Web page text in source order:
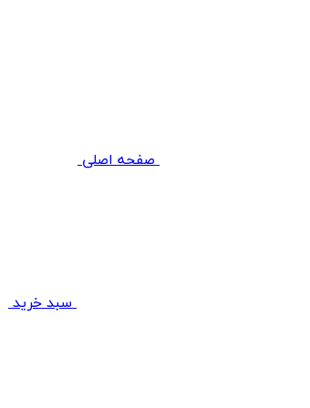
صفحه اصلی
سبد خرید